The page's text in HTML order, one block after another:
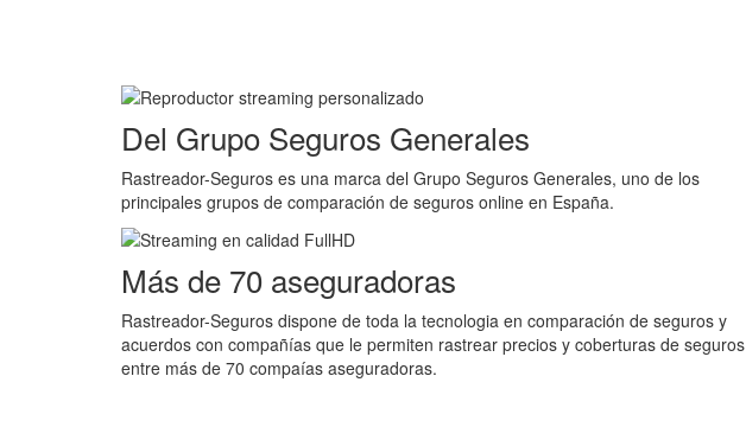
Del Grupo Seguros Generales
Rastreador-Seguros es una marca del Grupo Seguros Generales, uno de los
principales grupos de comparación de seguros online en España.
Más de 70 aseguradoras
Rastreador-Seguros dispone de toda la tecnologia en comparación de seguros y
acuerdos con compañías que le permiten rastrear precios y coberturas de seguros
entre más de 70 compaías aseguradoras.